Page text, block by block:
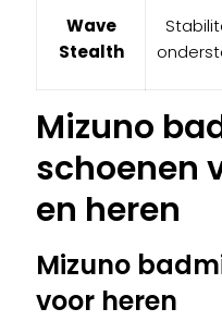
Wave
Stealth
Mizuno
schoenen
en heren
Mizuno
voor heren